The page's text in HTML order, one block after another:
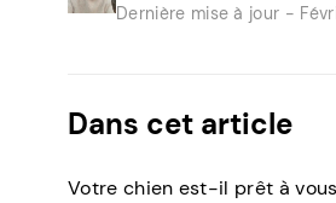
Dernière mise à jour -
Dans cet article
Votre chien est-il prêt à